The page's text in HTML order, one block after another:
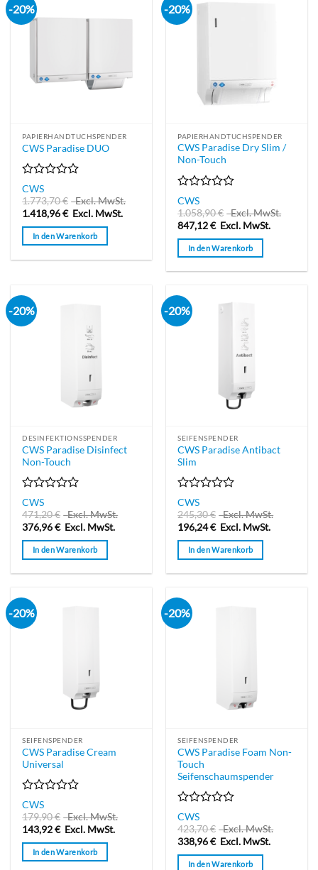
-20%
PAPIERHANDTUCHSPENDER
CWS Paradise DUO
Bewertet
mit
0
von
5
CWS
1.773,70€
Excl. MwSt.
1.418,96€ Excl. MwSt.
In den Warenkorb
-20%
PAPIERHANDTUCHSPENDER
CWS Paradise Dry Slim /
Non-Touch
Bewertet
mit
0
von
5
CWS
1.058,90€
Excl. MwSt.
847,12€ Excl. MwSt.
In den Warenkorb
-20%
DESINFEKTIONSSPENDER
CWS Paradise Disinfect
Non-Touch
Bewertet
mit
0
von
5
CWS
471,20€
Excl. MwSt.
376,96€ Excl. MwSt.
In den Warenkorb
-20%
SEIFENSPENDER
CWS Paradise Antibact
Slim
Bewertet
mit
0
von
5
CWS
245,30€
Excl. MwSt.
196,24€ Excl. MwSt.
In den Warenkorb
-20%
SEIFENSPENDER
CWS Paradise Cream
Universal
Bewertet
mit
0
von
5
CWS
179,90€
Excl. MwSt.
143,92€ Excl. MwSt.
In den Warenkorb
-20%
SEIFENSPENDER
CWS Paradise Foam Non-
Touch
Seifenschaumspender
Bewertet
mit
0
von
5
CWS
423,70€
Excl. MwSt.
338,96€ Excl. MwSt.
In den Warenkorb